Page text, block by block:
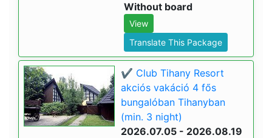
Without board
View
Translate This Package
✔️ Club Tihany Resort
akciós vakáció 4 fős
bungalóban Tihanyban
(min. 3 night)
2026.07.05 - 2026.08.19